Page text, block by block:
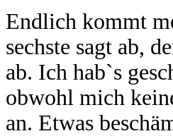
Endlich kommt
sechste sagt ab,
ab. Ich hab`s
obwohl mich
an. Etwas